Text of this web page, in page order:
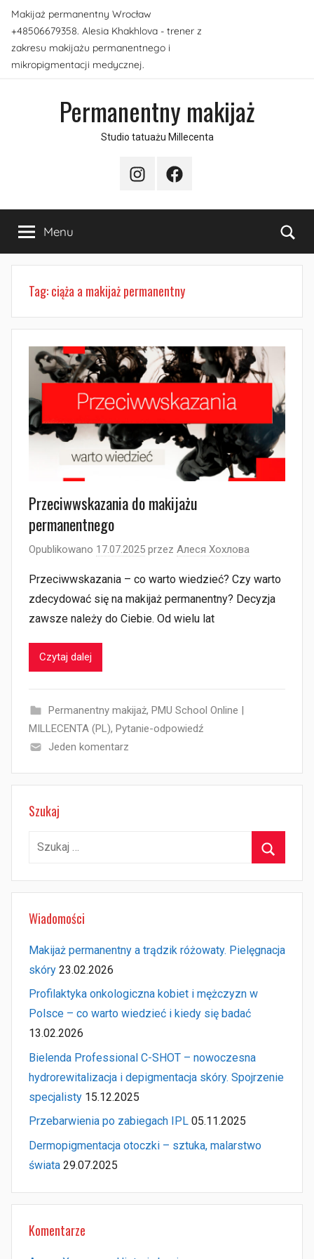
Przejdź
do
treści
Makijaż permanentny Wrocław
+48506679358. Alesia Khakhlova - trener z
zakresu makijażu permanentnego i
mikropigmentacji medycznej.
Permanentny makijaż
Studio tatuażu Millecenta
InstagramFacebook
Menu
Tag:ciąża a makijaż permanentny
Przeciwwskazania do makijażu
permanentnego
Opublikowano 17.07.2025 przez Алеся Хохлова
Przeciwwskazania – co warto wiedzieć? Czy warto
zdecydować się na makijaż permanentny? Decyzja
zawsze należy do Ciebie. Od wielu lat
Czytaj dalej
Permanentny makijaż, PMU School Online |
MILLECENTA (PL), Pytanie-odpowiedź
Jeden komentarz
Szukaj
Szukaj:
Wiadomości
Makijaż permanentny a trądzik różowaty. Pielęgnacja
skóry 23.02.2026
Profilaktyka onkologiczna kobiet i mężczyzn w
Polsce – co warto wiedzieć i kiedy się badać
13.02.2026
Bielenda Professional C-SHOT – nowoczesna
hydrorewitalizacja i depigmentacja skóry. Spojrzenie
specjalisty 15.12.2025
Przebarwienia po zabiegach IPL 05.11.2025
Dermopigmentacja otoczki – sztuka, malarstwo
świata 29.07.2025
Komentarze